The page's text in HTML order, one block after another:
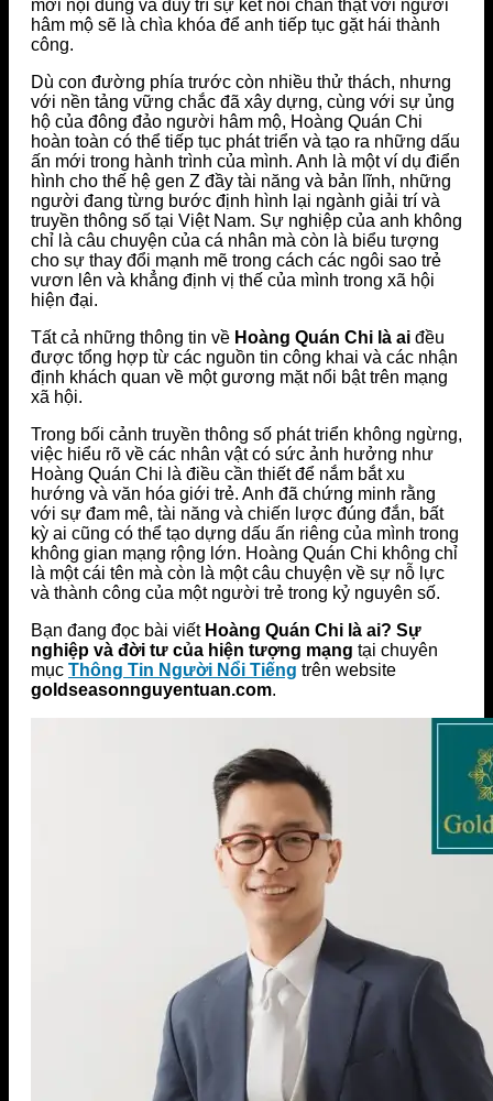
mới nội dung và duy trì sự kết nối chân thật với người
hâm mộ sẽ là chìa khóa để anh tiếp tục gặt hái thành
công.
Dù con đường phía trước còn nhiều thử thách, nhưng
với nền tảng vững chắc đã xây dựng, cùng với sự ủng
hộ của đông đảo người hâm mộ, Hoàng Quán Chi
hoàn toàn có thể tiếp tục phát triển và tạo ra những dấu
ấn mới trong hành trình của mình. Anh là một ví dụ điển
hình cho thế hệ gen Z đầy tài năng và bản lĩnh, những
người đang từng bước định hình lại ngành giải trí và
truyền thông số tại Việt Nam. Sự nghiệp của anh không
chỉ là câu chuyện của cá nhân mà còn là biểu tượng
cho sự thay đổi mạnh mẽ trong cách các ngôi sao trẻ
vươn lên và khẳng định vị thế của mình trong xã hội
hiện đại.
Tất cả những thông tin về Hoàng Quán Chi là ai đều
được tổng hợp từ các nguồn tin công khai và các nhận
định khách quan về một gương mặt nổi bật trên mạng
xã hội.
Trong bối cảnh truyền thông số phát triển không ngừng,
việc hiểu rõ về các nhân vật có sức ảnh hưởng như
Hoàng Quán Chi là điều cần thiết để nắm bắt xu
hướng và văn hóa giới trẻ. Anh đã chứng minh rằng
với sự đam mê, tài năng và chiến lược đúng đắn, bất
kỳ ai cũng có thể tạo dựng dấu ấn riêng của mình trong
không gian mạng rộng lớn. Hoàng Quán Chi không chỉ
là một cái tên mà còn là một câu chuyện về sự nỗ lực
và thành công của một người trẻ trong kỷ nguyên số.
Bạn đang đọc bài viết Hoàng Quán Chi là ai? Sự
nghiệp và đời tư của hiện tượng mạng tại chuyên
mục Thông Tin Người Nổi Tiếng trên website
goldseasonnguyentuan.com.